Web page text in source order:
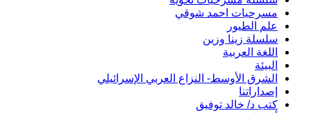
مسرحيات احمد شوقي
علم الطيور
سلسلة زينا وزين
اللغة العربية
البيئة
الشرق الأوسط- النزاع العربي الإسرائيلي
إصداراتنا
كتب د/ خالد توفيق